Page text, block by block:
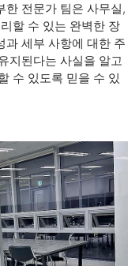
한 전문가 팀은 사무실,
할 수 있는 완벽한 장
과 세부 사항에 대한 주
지된다는 사실을 알고
수 있도록 믿을 수 있